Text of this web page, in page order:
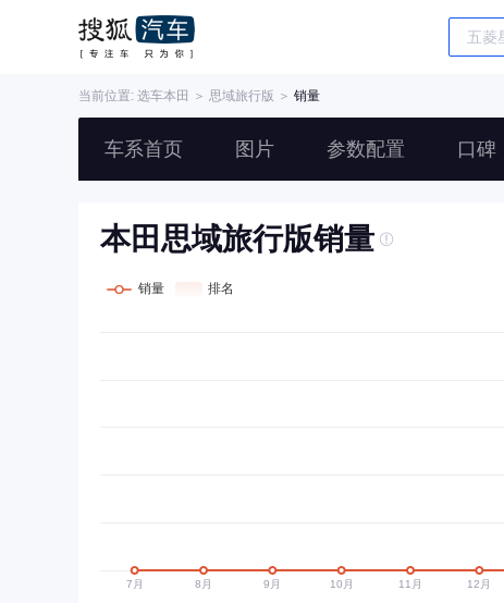
当前位置: 选车本田 ＞ 思域旅行版 ＞ 销量
车系首页 图片 参数配置 口碑
本田思域旅行版销量